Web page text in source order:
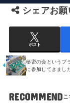
シェアお願
ポスト
秘密の会というプ
に参加してきまし
RECOMMEND